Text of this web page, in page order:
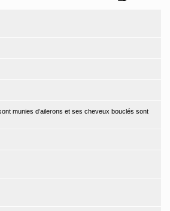
munies d’ailerons et ses cheveux bouclés sont